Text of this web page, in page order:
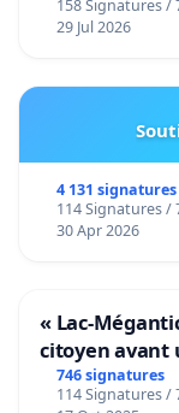
158 Signatures /
29 Jul 2026
4 131 signatures
114 Signatures /
30 Apr 2026
« Lac-
citoyen avant
de notre
746 signatures
114 Signatures /